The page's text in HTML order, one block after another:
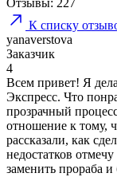
К списку
yanaverstova
Заказчик
4
Всем привет! Я
Экспресс. Что
прозрачный
отношение к тому,
рассказали, как
недостатков
заменить прораба